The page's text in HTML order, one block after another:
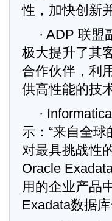
性，加快创新
· ADP 联盟
极大提升了其
合作伙伴，利
供高性能的技
·
示：“来自全
对最具挑战性
Oracle
用的企业产品
Exadata数据库